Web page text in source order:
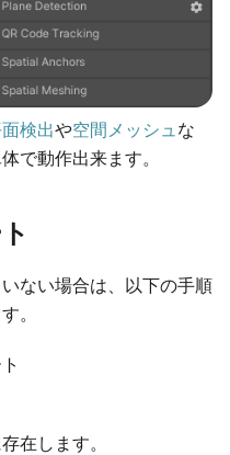
検出や空間メッシュ な
で動作出来ます。
ない場合は、以下の手順
。
在します。